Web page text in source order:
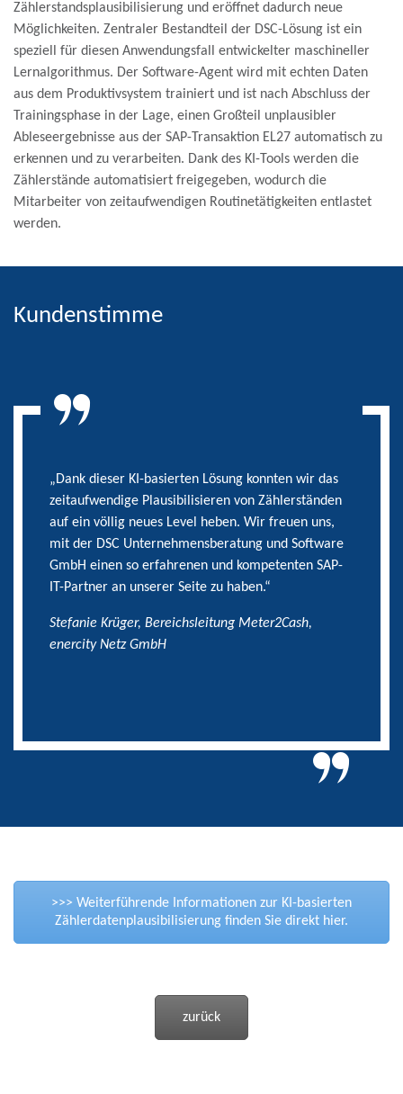
Zählerstandsplausibilisierung und eröffnet dadurch neue
Möglichkeiten. Zentraler Bestandteil der DSC-Lösung ist ein
speziell für diesen Anwendungsfall entwickelter maschineller
Lernalgorithmus. Der Software-Agent wird mit echten Daten
aus dem Produktivsystem trainiert und ist nach Abschluss der
Trainingsphase in der Lage, einen Großteil unplausibler
Ableseergebnisse aus der SAP-Transaktion EL27 automatisch zu
erkennen und zu verarbeiten. Dank des KI-Tools werden die
Zählerstände automatisiert freigegeben, wodurch die
Mitarbeiter von zeitaufwendigen Routinetätigkeiten entlastet
werden.
Kundenstimme
„Dank dieser KI-basierten Lösung konnten wir das
zeitaufwendige Plausibilisieren von Zählerständen
auf ein völlig neues Level heben. Wir freuen uns,
mit der DSC Unternehmensberatung und Software
GmbH einen so erfahrenen und kompetenten SAP-
IT-Partner an unserer Seite zu haben.“
Stefanie Krüger, Bereichsleitung Meter2Cash,
enercity Netz GmbH
>>> Weiterführende Informationen zur KI-basierten
Zählerdatenplausibilisierung finden Sie direkt hier.
zurück